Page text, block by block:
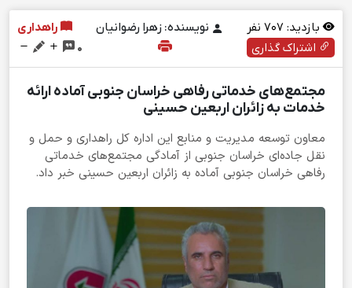
بازدید: نفر نویسنده: زهرا رضوانیان
راهداری
اشتراک گذاری
0
مجتمع‌های خدماتی رفاهی خراسان جنوبی آماده ارائه
خدمات به زائران اربعین حسینی
معاون توسعه مدیریت و منابع این اداره کل راهداری و حمل و
نقل جاده‌ای خراسان جنوبی از آمادگی مجتمع‌های خدماتی
رفاهی خراسان جنوبی آماده به زائران اربعین حسینی خبر داد.